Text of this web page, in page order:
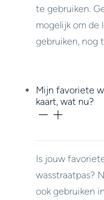
te gebruiken.
mogelijk om
gebruiken, nog
Mijn favoriete
kaart, wat nu?
Is jouw
wasstraatpas?
ook gebruiken